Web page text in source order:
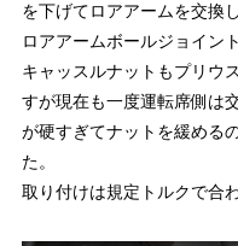
を下げてロアアームを交換
ロアアームボールジョイン
キャッスルナットもプリウ
すが現在も一度運転席側は
が硬すぎてナットを緩める
た。
取り付けは規定トルクで合